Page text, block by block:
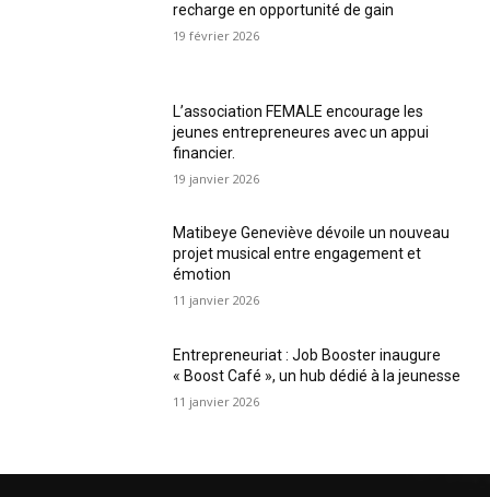
recharge en opportunité de gain
19 février 2026
L’association FEMALE encourage les
jeunes entrepreneures avec un appui
financier.
19 janvier 2026
Matibeye Geneviève dévoile un nouveau
projet musical entre engagement et
émotion
11 janvier 2026
Entrepreneuriat : Job Booster inaugure
« Boost Café », un hub dédié à la jeunesse
11 janvier 2026